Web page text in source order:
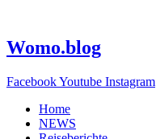
springen
Womo.blog
FacebookYoutube Instagram
Home
NEWS